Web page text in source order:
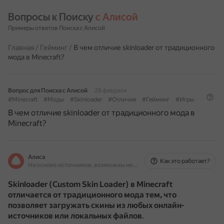
Вопросы к Поиску с Алисой
Примеры ответов Поиска с Алисой
Главная / Гейминг / В чем отличие skinloader от традиционного
мода в Minecraft?
Вопрос для Поиска с Алисой
28 февраля
#Minecraft
#Моды #Skinloader #Отличие #Гейминг #Игры
В чем отличие skinloader от традиционного мода в
Minecraft?
Алиса
На основе источников, возможны неточности
Как это работает?
Skinloader (Custom Skin Loader) в Minecraft
отличается от традиционного мода тем, что
позволяет загружать скины из любых онлайн-
источников или локальных файлов.